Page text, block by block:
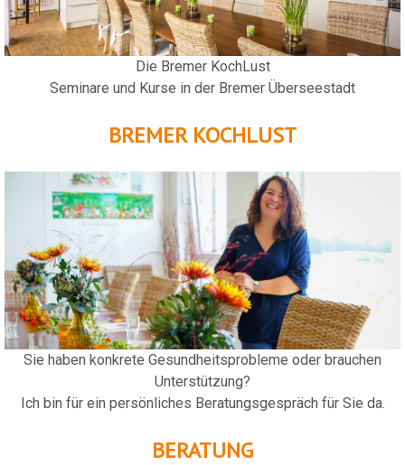
Die Bremer KochLust
Seminare und Kurse in der Bremer Überseestadt
BREMER KOCHLUST
Sie haben konkrete Gesundheitsprobleme oder brauchen
Unterstützung?
Ich bin für ein persönliches Beratungsgespräch für Sie da.
BERATUNG